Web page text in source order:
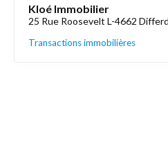
Kloé Immobilier
25 Rue Roosevelt L-4662
Transactions immobilières